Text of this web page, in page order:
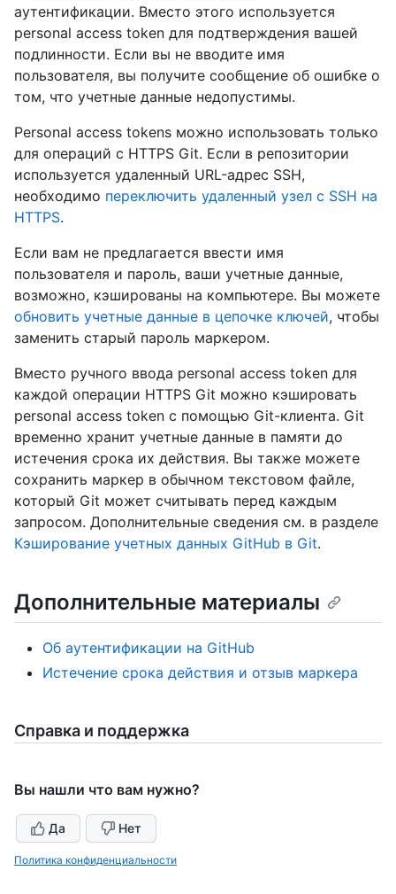
аутентификации. Вместо этого используется
personal access token для подтверждения вашей
подлинности. Если вы не вводите имя
пользователя, вы получите сообщение об ошибке о
том, что учетные данные недопустимы.
Personal access tokens можно использовать только
для операций с HTTPS Git. Если в репозитории
используется удаленный URL-адрес SSH,
необходимо переключить удаленный узел с SSH на
HTTPS.
Если вам не предлагается ввести имя
пользователя и пароль, ваши учетные данные,
возможно, кэшированы на компьютере. Вы можете
обновить учетные данные в цепочке ключей, чтобы
заменить старый пароль маркером.
Вместо ручного ввода personal access token для
каждой операции HTTPS Git можно кэшировать
personal access token с помощью Git-клиента. Git
временно хранит учетные данные в памяти до
истечения срока их действия. Вы также можете
сохранить маркер в обычном текстовом файле,
который Git может считывать перед каждым
запросом. Дополнительные сведения см. в разделе
Кэширование учетных данных GitHub в Git.
Дополнительные материалы
Об аутентификации на GitHub
Истечение срока действия и отзыв маркера
Справка и поддержка
Вы нашли что вам нужно?
Да Нет
Политика конфиденциальности